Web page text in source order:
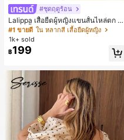
#ชุดฤดูร้อน
Lalippa เสื้อยืดผู้หญิงแขนสั้นไหล่ตก ค
อวีปกเสื้อ ลายพิมพ์ดิจิทัลลายทาง สไตล์
สปอร์ตแฟชั่นมินิมอล ของขวัญสำหรับเ
พื่อน
#1 ขายดี ใน หลากสี เสื้อยืดผู้หญิง
1k+ sold
฿199